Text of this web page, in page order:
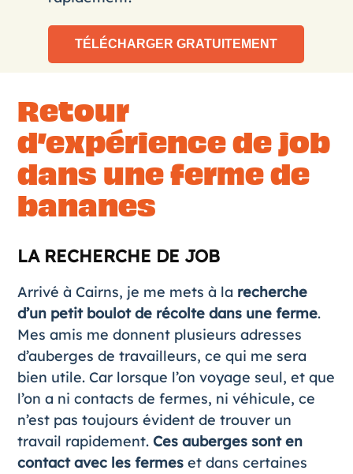
Retour
d’expérience de job
dans une ferme de
bananes
LA RECHERCHE DE JOB
Arrivé à Cairns, je me mets à la recherche
d’un petit boulot de récolte dans une ferme.
Mes amis me donnent plusieurs adresses
d’auberges de travailleurs, ce qui me sera
bien utile. Car lorsque l’on voyage seul, et que
l’on a ni contacts de fermes, ni véhicule, ce
n’est pas toujours évident de trouver un
travail rapidement. Ces auberges sont en
contact avec les fermeset dans certaines